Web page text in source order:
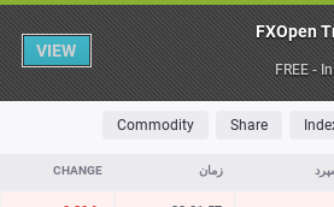
Table
MOST
TOP RISERS
TOP FALLERS
Share
Commodity
زمان CHANGE
FXOpen
FREE -
VIEW